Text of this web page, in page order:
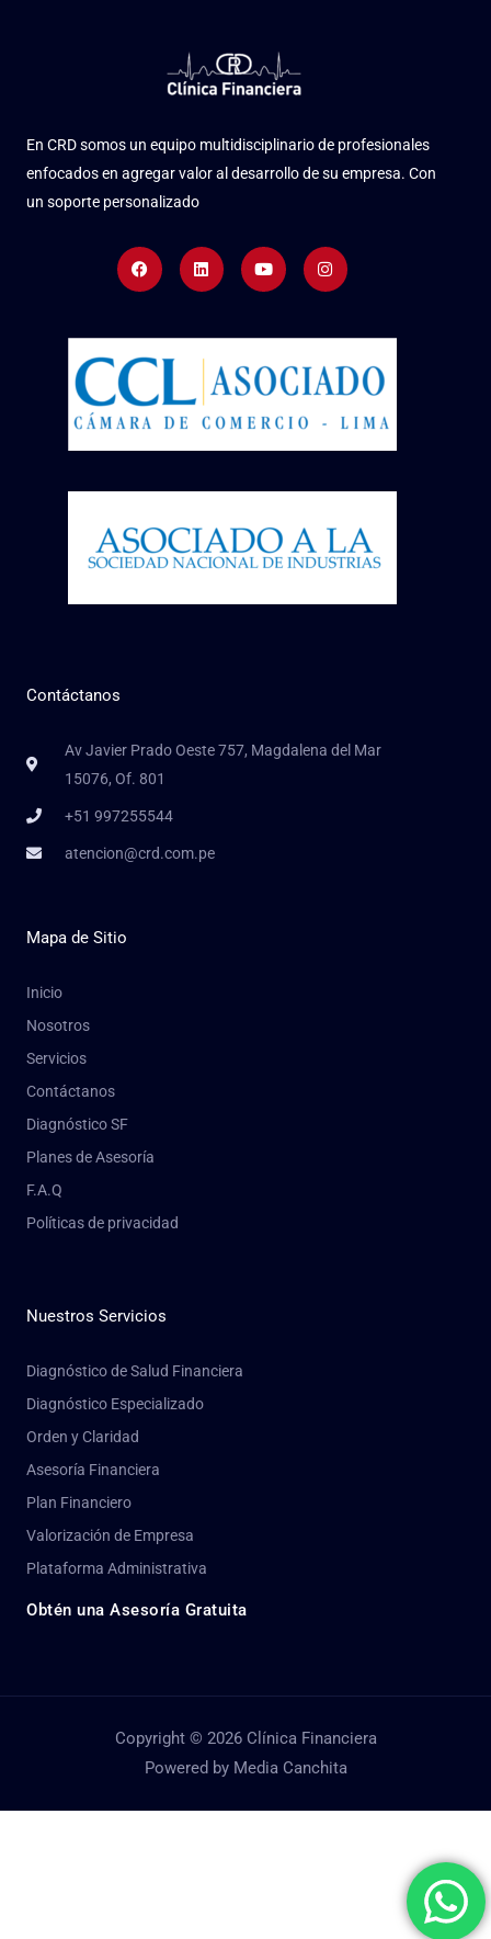
En CRD somos un equipo multidisciplinario de profesionales
enfocados en agregar valor al desarrollo de su empresa. Con
un soporte personalizado
FacebookLinkedinYoutubeInstagram
Contáctanos
Av Javier Prado Oeste 757, Magdalena del Mar
15076, Of. 801
+51 997255544
atencion@crd.com.pe
Mapa de Sitio
Inicio
Nosotros
Servicios
Contáctanos
Diagnóstico SF
Planes de Asesoría
F.A.Q
Políticas de privacidad
Nuestros Servicios
Diagnóstico de Salud Financiera
Diagnóstico Especializado
Orden y Claridad
Asesoría Financiera
Plan Financiero
Valorización de Empresa
Plataforma Administrativa
Obtén una Asesoría Gratuita
Copyright © 2026 Clínica Financiera
Powered by Media Canchita